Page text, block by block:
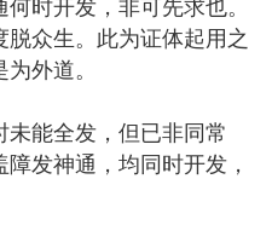
时开发，非可先求也。
众生。此为证体起用之
外道。
能全发，但已非同常
发神通，均同时开发，